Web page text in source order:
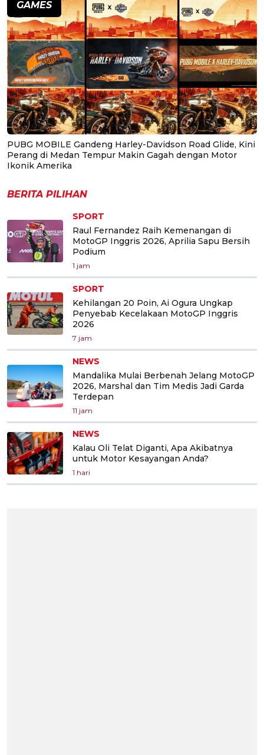
GAMES
PUBG MOBILE Gandeng Harley-Davidson Road Glide, Kini
Perang di Medan Tempur Makin Gagah dengan Motor
Ikonik Amerika
BERITA PILIHAN
SPORT
Raul Fernandez Raih Kemenangan di
MotoGP Inggris 2026, Aprilia Sapu Bersih
Podium
1 jam
SPORT
Kehilangan 20 Poin, Ai Ogura Ungkap
Penyebab Kecelakaan MotoGP Inggris
2026
7 jam
NEWS
Mandalika Mulai Berbenah Jelang MotoGP
2026, Marshal dan Tim Medis Jadi Garda
Terdepan
11 jam
NEWS
Kalau Oli Telat Diganti, Apa Akibatnya
untuk Motor Kesayangan Anda?
1 hari